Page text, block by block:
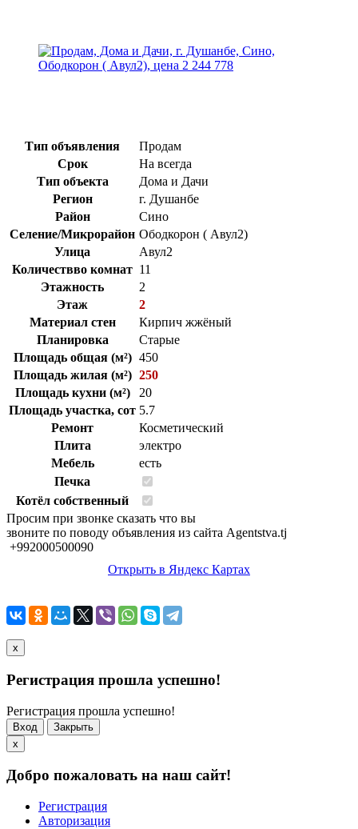
Тип объявления
Продам
Срок
На всегда
Тип объекта
Дома и Дачи
Регион
г. Душанбе
Район
Сино
Селение/Микрорайон Ободкорон ( Авул2)
Улица
Авул2
Количествво комнат 11
Этажность
2
Этаж
2
Материал стен
Кирпич жжёный
Планировка
Старые
Площадь общая (м²) 450
Площадь жилая (м²) 250
Площадь кухни (м²)
20
Площадь участка, сот 5.7
Ремонт
Косметический
Плита
электро
Мебель
есть
Печка
Котёл собственный
Просим при звонке сказать что вы
звоните по поводу объявления из сайта Agentstva.tj
+992000500090
Открыть в Яндекс Картах
x
Регистрация прошла успешно!
Регистрация прошла успешно!
Вход
Закрыть
x
Добро пожаловать на наш сайт!
Регистрация
Авторизация